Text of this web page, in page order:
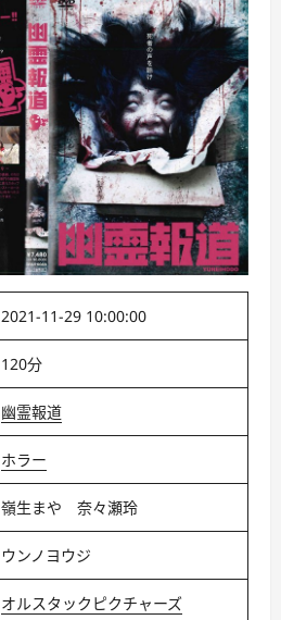
2021-11-29 10:00:00
120分
幽霊報道
ホラー
嶺生まや 奈々瀬玲
ウンノヨウジ
オルスタックピクチャーズ